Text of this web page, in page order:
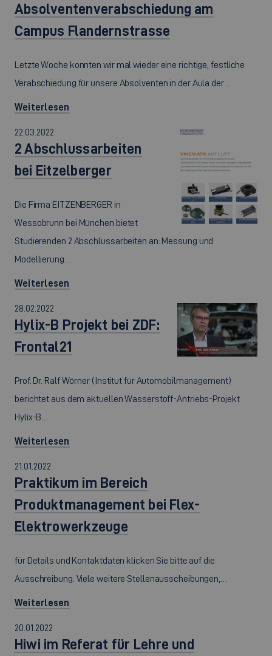
Absolventenverabschiedung am
Campus Flandernstrasse
Letzte Woche konnten wir mal wieder eine richtige, festliche
Verabschiedung für unsere Absolventen in der Aula der…
Weiterlesen
22.03.2022
2 Abschlussarbeiten
bei Eitzelberger
Die Firma EITZENBERGER in
Wessobrunn bei München bietet
Studierenden 2 Abschlussarbeiten an: Messung und
Modellierung…
Weiterlesen
28.02.2022
Hylix-B Projekt bei ZDF:
Frontal21
Prof. Dr. Ralf Wörner (Institut für Automobilmanagement)
berichtet aus dem aktuellen Wasserstoff-Antriebs-Projekt
Hylix-B…
Weiterlesen
21.01.2022
Praktikum im Bereich
Produktmanagement bei Flex-
Elektrowerkzeuge
für Details und Kontaktdaten klicken Sie bitte auf die
Ausschreibung. Viele weitere Stellenausscheibungen,…
Weiterlesen
20.01.2022
Hiwi im Referat für Lehre und